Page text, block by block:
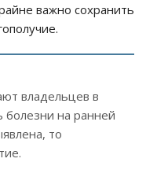
важно сохранить
владельцев в
на ранней
то